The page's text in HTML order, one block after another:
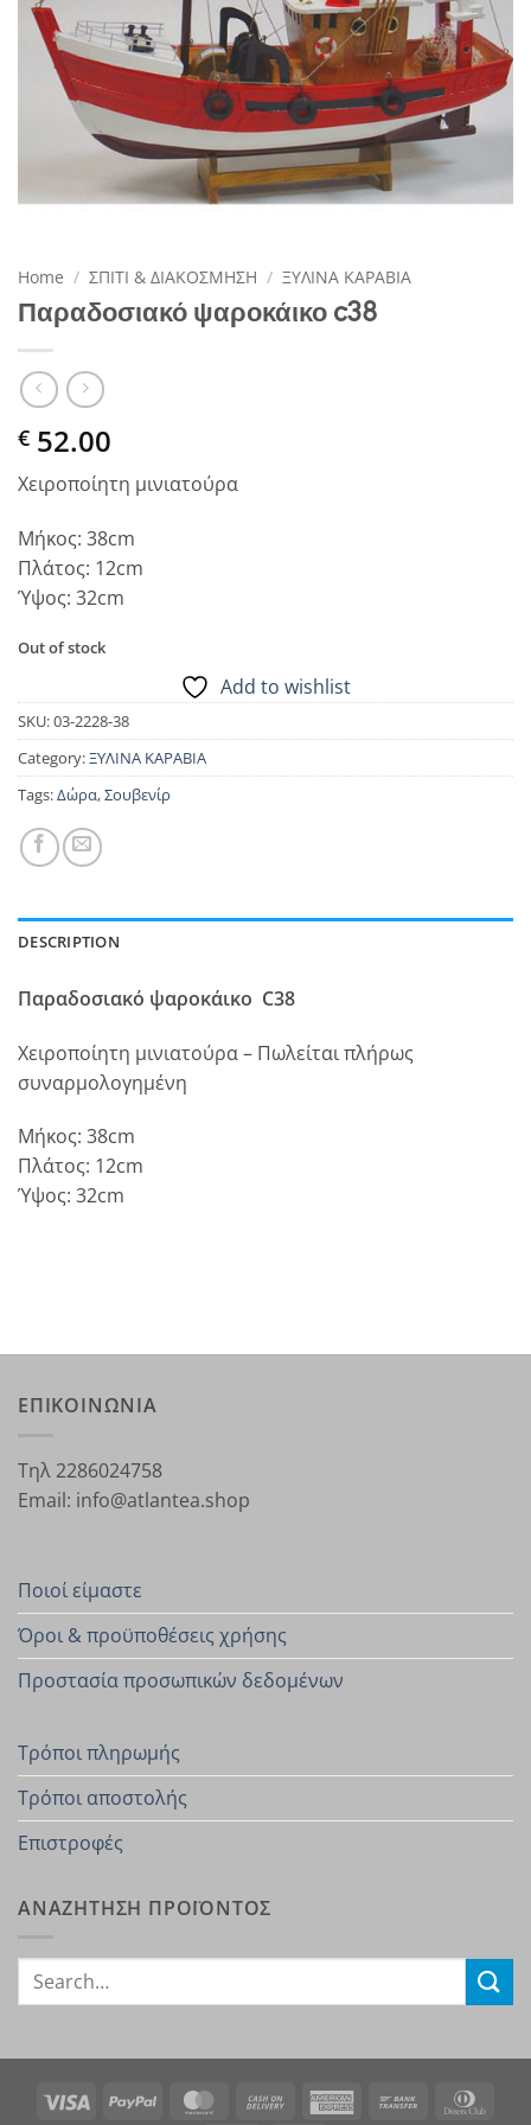
Home / ΣΠΙΤΙ & ΔΙΑΚΟΣΜΗΣΗ / ΞΥΛΙΝΑ ΚΑΡΑΒΙΑ
Παραδοσιακό ψαροκάικο c38
€ 52.00
Χειροποίητη μινιατούρα
Μήκος: 38cm
Πλάτος: 12cm
Ύψος: 32cm
Out of stock
Add to wishlist
SKU:03-2228-38
Category:ΞΥΛΙΝΑ ΚΑΡΑΒΙΑ
Tags:Δώρα,Σουβενίρ
DESCRIPTION
Παραδοσιακό ψαροκάικο C38
Χειροποίητη μινιατούρα – Πωλείται πλήρως
συναρμολογημένη
Μήκος: 38cm
Πλάτος: 12cm
Ύψος: 32cm
ΕΠΙΚΟΙΝΩΝΙΑ
Τηλ 2286024758
Email: info@atlantea.shop
Ποιοί είμαστε
Όροι & προϋποθέσεις χρήσης
Προστασία προσωπικών δεδομένων
Τρόποι πληρωμής
Τρόποι αποστολής
Επιστροφές
ΑΝΑΖΗΤΗΣΗ ΠΡΟΪΟΝΤΟΣ
Search
Visa PayPal MasterCardCash
American Bank